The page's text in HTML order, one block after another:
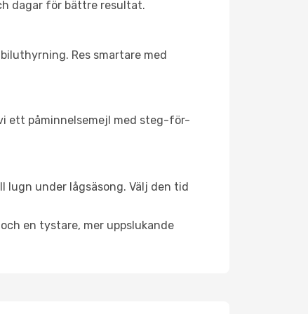
dagar för bättre resultat.
Res smartare med
ett påminnelsemejl med steg-för-
under lågsäsong. Välj den tid
en tystare, mer uppslukande